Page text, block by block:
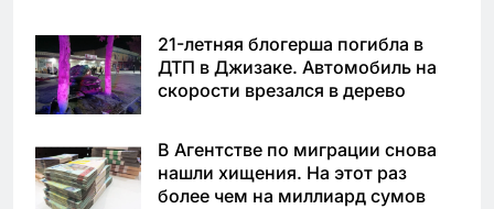
21-летняя блогерша погибла в
ДТП в Джизаке. Автомобиль на
скорости врезался в дерево
В Агентстве по миграции снова
нашли хищения. На этот раз
более чем на миллиард сумов